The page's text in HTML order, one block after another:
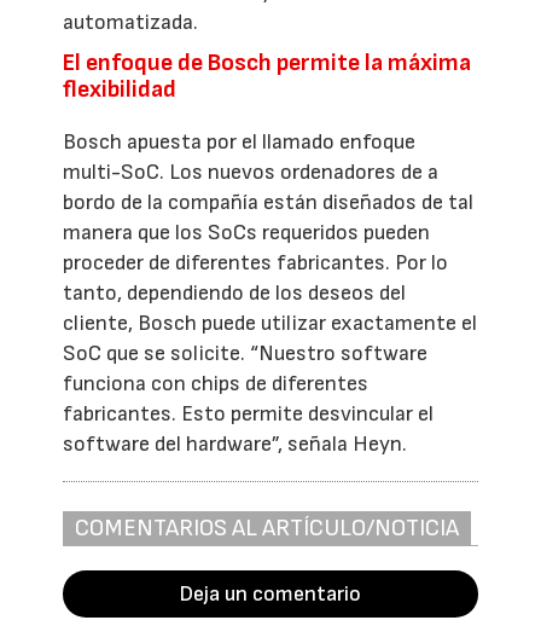
automatizada.
El enfoque de Bosch permite la máxima
flexibilidad
Bosch apuesta por el llamado enfoque
multi-SoC. Los nuevos ordenadores de a
bordo de la compañía están diseñados de tal
manera que los SoCs requeridos pueden
proceder de diferentes fabricantes. Por lo
tanto, dependiendo de los deseos del
cliente, Bosch puede utilizar exactamente el
SoC que se solicite. “Nuestro software
funciona con chips de diferentes
fabricantes. Esto permite desvincular el
software del hardware”, señala Heyn.
COMENTARIOS AL ARTÍCULO/NOTICIA
Deja un comentario